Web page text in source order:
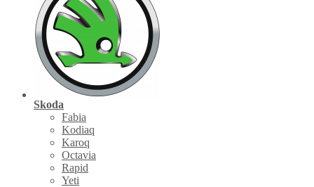
Skoda
Fabia
Kodiaq
Karoq
Octavia
Rapid
Yeti